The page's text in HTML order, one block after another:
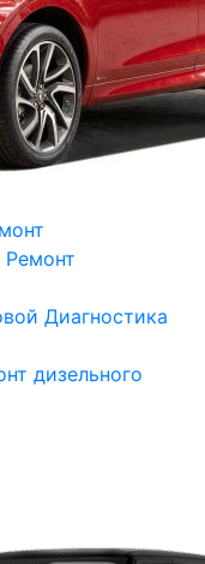
Ремонт
Диагностика
дизельного